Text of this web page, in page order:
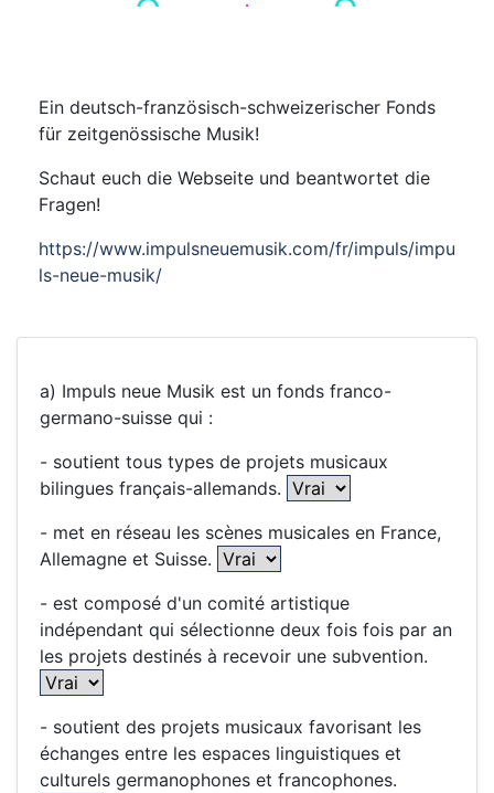
Ein deutsch-französisch-schweizerischer Fonds
für zeitgenössische Musik!
Schaut euch die Webseite und beantwortet die
Fragen!
https://www.impulsneuemusik.com/fr/impuls/impu
ls-neue-musik/
a) Impuls neue Musik est un fonds franco-
germano-suisse qui :
- soutient tous types de projets musicaux
bilingues français-allemands.
- met en réseau les scènes musicales en France,
Allemagne et Suisse.
- est composé d'un comité artistique
indépendant qui sélectionne deux fois fois par an
les projets destinés à recevoir une subvention.
- soutient des projets musicaux favorisant les
échanges entre les espaces linguistiques et
culturels germanophones et francophones.